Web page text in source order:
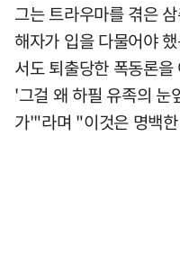
그는 트라우마를 겪은
해자가 입을 다물어야
서도 퇴출당한 폭동론
'그걸 왜 하필 유족의 눈
가'"라며 "이것은 명백